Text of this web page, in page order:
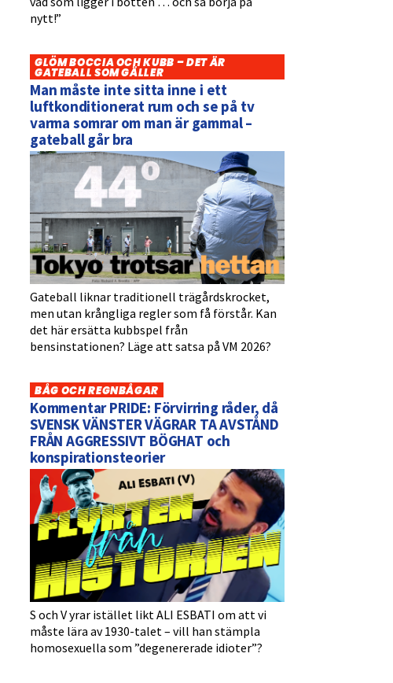
nytt!”
GLÖM BOCCIA OCH KUBB – DET ÄR
GATEBALL SOM GÄLLER
Man måste inte sitta inne i ett
luftkonditionerat rum och se på tv
varma somrar om man är gammal –
gateball går bra
Gateball liknar traditionell trägårdskrocket,
men utan krångliga regler som få förstår. Kan
det här ersätta kubbspel från
bensinstationen? Läge att satsa på VM 2026?
BÅG OCH REGNBÅGAR
Kommentar PRIDE: Förvirring råder, då
SVENSK VÄNSTER VÄGRAR TA AVSTÅND
FRÅN AGGRESSIVT BÖGHAT och
konspirationsteorier
S och V yrar istället likt ALI ESBATI om att vi
måste lära av 1930-talet – vill han stämpla
homosexuella som ”degenererade idioter”?